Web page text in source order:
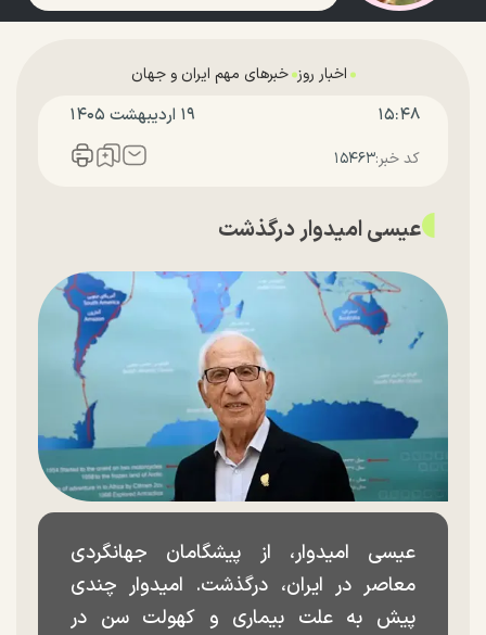
اخبار روز خبرهای مهم ایران و جهان
۱۵:۴۸ ۱۹ ارديبهشت ۱۴۰۵
کد خبر:۱۵۴۶۳
عیسی امیدوار درگذشت
عیسی امیدوار، از پیشگامان جهانگردی
معاصر در ایران، درگذشت. امیدوار چندی
پیش به علت بیماری و کهولت سن در